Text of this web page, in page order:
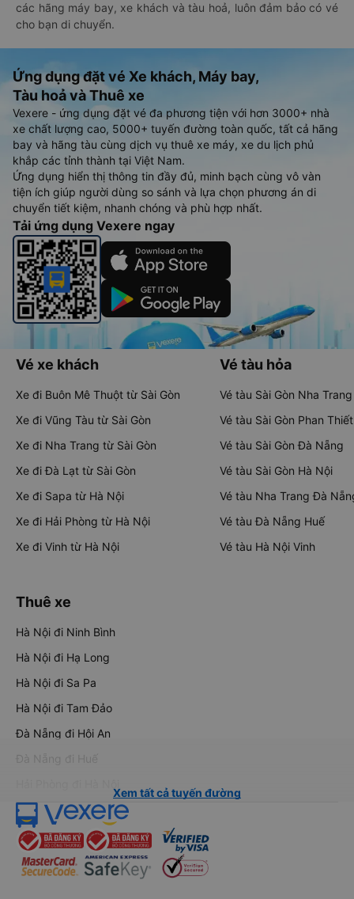
các hãng máy bay, xe khách và tàu hoả, luôn đảm bảo có vé
cho bạn di chuyển.
Ứng dụng đặt vé Xe khách, Máy bay,
Tàu hoả và Thuê xe
Vexere - ứng dụng đặt vé đa phương tiện với hơn 3000+ nhà
xe chất lượng cao, 5000+ tuyến đường toàn quốc, tất cả hãng
bay và hãng tàu cùng dịch vụ thuê xe máy, xe du lịch phủ
khắp các tỉnh thành tại Việt Nam.
Ứng dụng hiển thị thông tin đầy đủ, minh bạch cùng vô vàn
tiện ích giúp người dùng so sánh và lựa chọn phương án di
chuyển tiết kiệm, nhanh chóng và phù hợp nhất.
Tải ứng dụng Vexere ngay
Vé xe khách
Xe đi Buôn Mê Thuột từ Sài Gòn
Xe đi Vũng Tàu từ Sài Gòn
Xe đi Nha Trang từ Sài Gòn
Xe đi Đà Lạt từ Sài Gòn
Xe đi Sapa từ Hà Nội
Xe đi Hải Phòng từ Hà Nội
Xe đi Vinh từ Hà Nội
Vé tàu hỏa
Vé tàu Sài Gòn Nha Trang
Vé tàu Sài Gòn Phan Thiết
Vé tàu Sài Gòn Đà Nẵng
Vé tàu Sài Gòn Hà Nội
Vé tàu Nha Trang Đà
Vé tàu Đà Nẵng Huế
Vé tàu Hà Nội Vinh
Thuê xe
Hà Nội đi Ninh Bình
Hà Nội đi Hạ Long
Hà Nội đi Sa Pa
Hà Nội đi Tam Đảo
Đà Nẵng đi Hội An
Đà Nẵng đi Huế
Xem tất cả tuyến đường